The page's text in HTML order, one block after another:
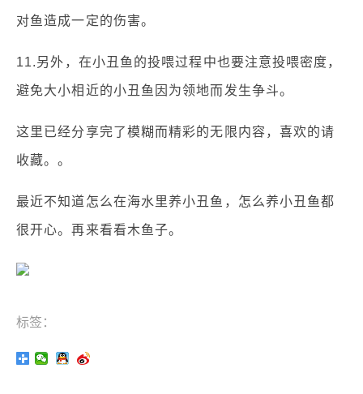
对鱼造成一定的伤害。
11.另外，在小丑鱼的投喂过程中也要注意投喂密度，
避免大小相近的小丑鱼因为领地而发生争斗。
这里已经分享完了模糊而精彩的无限内容，喜欢的请
收藏。。
最近不知道怎么在海水里养小丑鱼，怎么养小丑鱼都
很开心。再来看看木鱼子。
标签：